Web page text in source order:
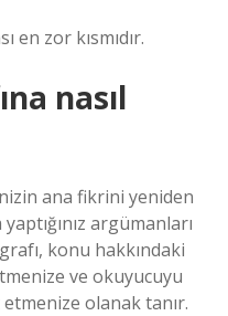
en zor kısmıdır.
nasıl
ana fikrini yeniden
argümanları
konu hakkındaki
ve okuyucuyu
olanak tanır.